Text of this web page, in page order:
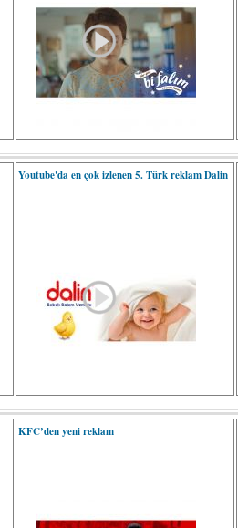
Youtube'da en çok izlenen 5. Türk reklam Dalin
KFC’den yeni reklam